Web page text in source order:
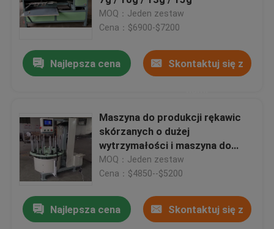
MOQ：Jeden zestaw
Cena：$6900-$7200
Najlepsza cena Skontaktuj się z
Maszyna do produkcji rękawic
skórzanych o dużej
wytrzymałości i maszyna do
przewijania rękawic
brezentowych
MOQ：Jeden zestaw
Cena：$4850--$5200
Najlepsza cena Skontaktuj się z